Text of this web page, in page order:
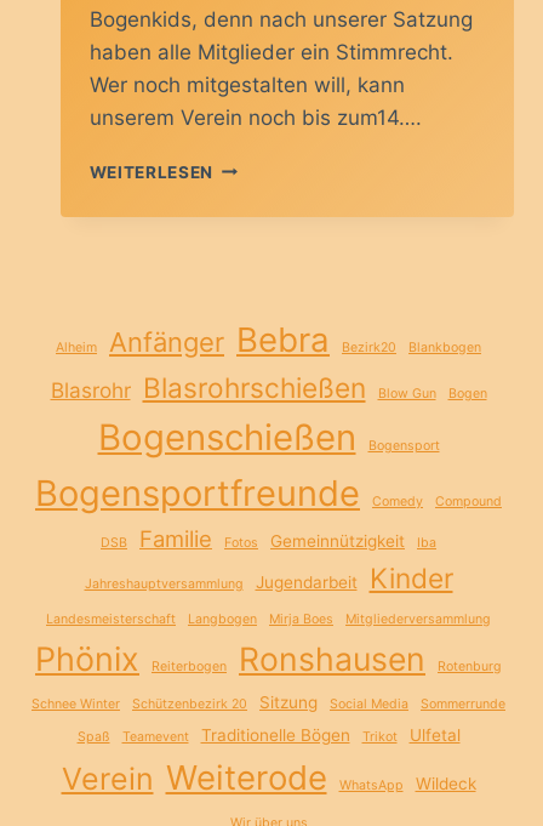
Bogenkids, denn nach unserer Satzung
haben alle Mitglieder ein Stimmrecht.
Wer noch mitgestalten will, kann
unserem Verein noch bis zum14….
WEITERLESEN MITGLIEDERVERSAMMLUNG
Alheim Anfänger Bebra Bezirk20 Blankbogen
Blasrohr Blasrohrschießen Blow Gun Bogen
Bogenschießen Bogensport
Bogensportfreunde Comedy Compound
DSB Familie Fotos Gemeinnützigkeit Iba
Jahreshauptversammlung Jugendarbeit Kinder
Landesmeisterschaft Langbogen Mirja Boes Mitgliederversammlung
Phönix Reiterbogen Ronshausen Rotenburg
Schnee Winter Schützenbezirk 20 Sitzung Social Media Sommerrunde
Spaß Teamevent Traditionelle Bögen Trikot Ulfetal
Verein Weiterode WhatsApp Wildeck
Wir über uns